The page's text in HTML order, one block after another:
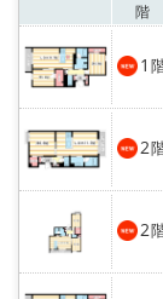
店舗情報·アク
会社概要
メールでお問い
階
1
2
2